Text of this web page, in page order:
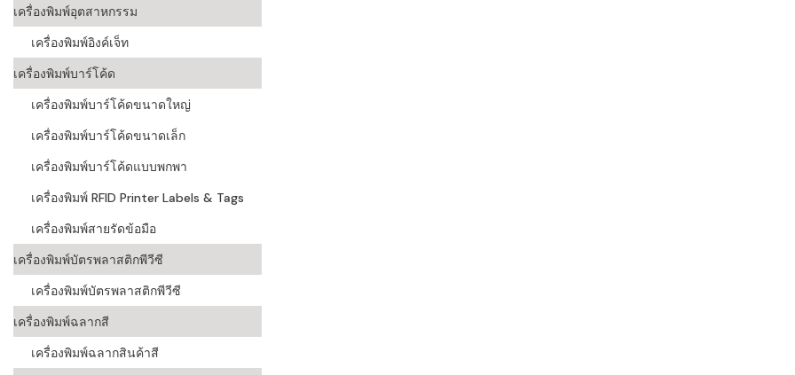
เครื่องพิมพ์อุตสาหกรรม
เครื่องพิมพ์อิงค์เจ็ท
เครื่องพิมพ์บาร์โค้ด
เครื่องพิมพ์บาร์โค้ดขนาดใหญ่
เครื่องพิมพ์บาร์โค้ดขนาดเล็ก
เครื่องพิมพ์บาร์โค้ดแบบพกพา
เครื่องพิมพ์ RFID Printer Labels & Tags
เครื่องพิมพ์สายรัดข้อมือ
เครื่องพิมพ์บัตรพลาสติกพีวีซี
เครื่องพิมพ์บัตรพลาสติกพีวีซี
เครื่องพิมพ์ฉลากสี
เครื่องพิมพ์ฉลากสินค้าสี